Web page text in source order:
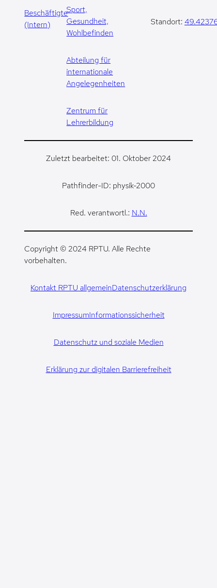
Beschäftigte
(Intern)
Sport,
Gesundheit,
Wohlbefinden
Abteilung für
internationale
Angelegenheiten
Zentrum für
Lehrerbildung
Standort:
Zuletzt bearbeitet: 01. Oktober 2024
Pathfinder-ID: physik-2000
Red. verantwortl.: N.N.
Copyright © 2024 RPTU. Alle Rechte
vorbehalten.
Kontakt RPTU allgemeinDatenschutzerklärung
ImpressumInformationssicherheit
Datenschutz und soziale Medien
Erklärung zur digitalen Barrierefreiheit